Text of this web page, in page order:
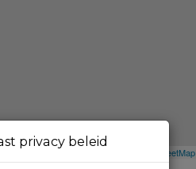
Leaflet OpenStreetMap
privacy beleid